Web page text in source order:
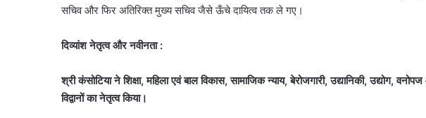
सचिव और फिर अतिरिक्त मुख्य सचिव जैसे ऊँचे दायित्व तक ले गए।
दिव्यांश नेतृत्व और नवीनता:
श्री कंसोटिया ने शिक्षा,महिला एवं बाल विकास,सामाजिक न्याय,बेरोजगारी,उद्यानिकी,उद्योग,
विद्वानों का नेतृत्व किया।